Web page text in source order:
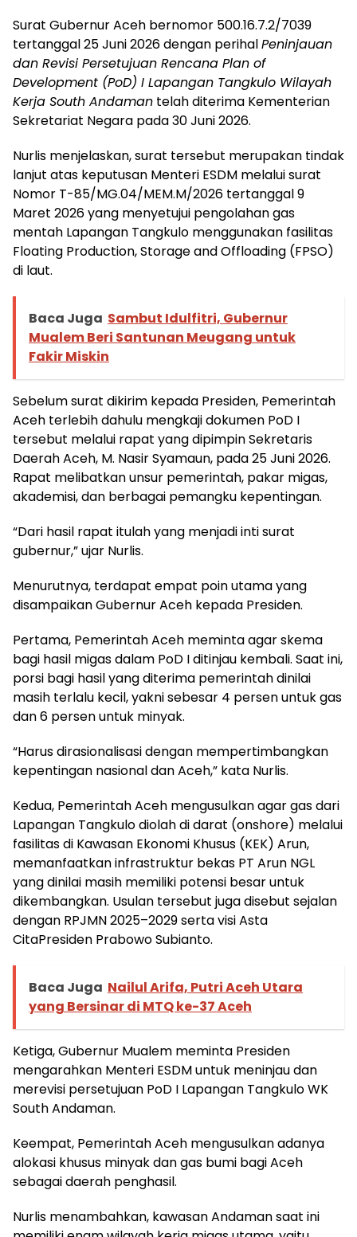
Surat Gubernur Aceh bernomor 500.16.7.2/7039
tertanggal 25 Juni 2026 dengan perihalPeninjauan
dan Revisi Persetujuan Rencana Plan of
Development (PoD) I Lapangan Tangkulo Wilayah
Kerja South Andaman telah diterima Kementerian
Sekretariat Negara pada 30 Juni 2026.
Nurlis menjelaskan, surat tersebut merupakan tindak
lanjut atas keputusan Menteri ESDM melalui surat
Nomor T-85/MG.04/MEM.M/2026 tertanggal 9
Maret 2026 yang menyetujui pengolahan gas
mentah Lapangan Tangkulo menggunakan fasilitas
Floating Production, Storage and Offloading (FPSO)
di laut.
Baca Juga Sambut Idulfitri, Gubernur
Mualem Beri Santunan Meugang untuk
Fakir Miskin
Sebelum surat dikirim kepada Presiden, Pemerintah
Aceh terlebih dahulu mengkaji dokumen PoD I
tersebut melalui rapat yang dipimpin Sekretaris
Daerah Aceh, M. Nasir Syamaun, pada 25 Juni 2026.
Rapat melibatkan unsur pemerintah, pakar migas,
akademisi, dan berbagai pemangku kepentingan.
“Dari hasil rapat itulah yang menjadi inti surat
gubernur,” ujar Nurlis.
Menurutnya, terdapat empat poin utama yang
disampaikan Gubernur Aceh kepada Presiden.
Pertama, Pemerintah Aceh meminta agar skema
bagi hasil migas dalam PoD I ditinjau kembali. Saat ini,
porsi bagi hasil yang diterima pemerintah dinilai
masih terlalu kecil, yakni sebesar 4 persen untuk gas
dan 6 persen untuk minyak.
“Harus dirasionalisasi dengan mempertimbangkan
kepentingan nasional dan Aceh,” kata Nurlis.
Kedua, Pemerintah Aceh mengusulkan agar gas dari
Lapangan Tangkulo diolah di darat (onshore) melalui
fasilitas di Kawasan Ekonomi Khusus (KEK) Arun,
memanfaatkan infrastruktur bekas PT Arun NGL
yang dinilai masih memiliki potensi besar untuk
dikembangkan. Usulan tersebut juga disebut sejalan
dengan RPJMN 2025–2029 serta visi Asta
CitaPresiden Prabowo Subianto.
Baca Juga Nailul Arifa, Putri Aceh Utara
yang Bersinar di MTQ ke-37 Aceh
Ketiga, Gubernur Mualem meminta Presiden
mengarahkan Menteri ESDM untuk meninjau dan
merevisi persetujuan PoD I Lapangan Tangkulo WK
South Andaman.
Keempat, Pemerintah Aceh mengusulkan adanya
alokasi khusus minyak dan gas bumi bagi Aceh
sebagai daerah penghasil.
Nurlis menambahkan, kawasan Andaman saat ini